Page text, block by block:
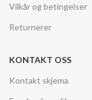
Vilkår og betingelser
Returnerer
KONTAKT OSS
Kontakt skjema